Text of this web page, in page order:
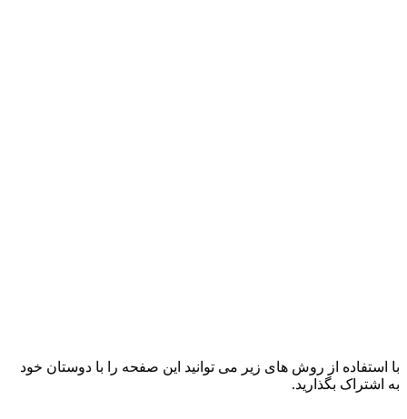
با استفاده از روش های زیر می توانید این صفحه را با دوستان خود
به اشتراک بگذارید.